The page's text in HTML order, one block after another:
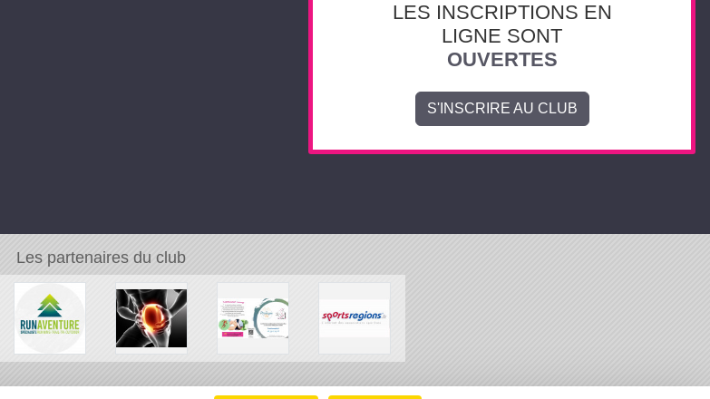
LES INSCRIPTIONS EN
LIGNE SONT
OUVERTES
S'INSCRIRE AU CLUB
Les partenaires du club